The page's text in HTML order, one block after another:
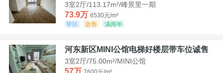
3室2厅/113.17m²/峰景里一期
73.9万 6530元/m²
学区
急售 满两年
河东新区MINI公馆电梯好楼层带车位诚售
3室2厅/75.00m²/MINI公馆
57万